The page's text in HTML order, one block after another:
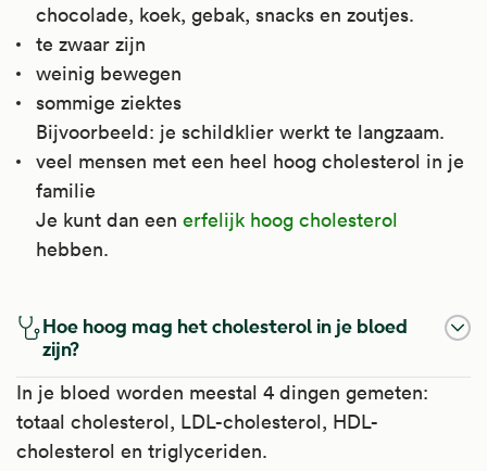
chocolade, koek, gebak, snacks en zoutjes.
te zwaar zijn
weinig bewegen
sommige ziektes
Bijvoorbeeld: je schildklier werkt te langzaam.
veel mensen met een heel hoog cholesterol in je
familie
Je kunt dan een erfelijk hoog cholesterol
hebben.
Hoe hoog mag het cholesterol in je bloed
zijn?
In je bloed worden meestal 4 dingen gemeten:
totaal cholesterol, LDL-cholesterol, HDL-
cholesterol en triglyceriden.